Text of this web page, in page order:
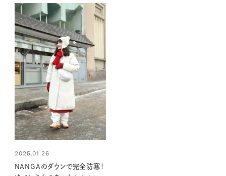
2025.01.26
NANGAのダウンで完全防寒！